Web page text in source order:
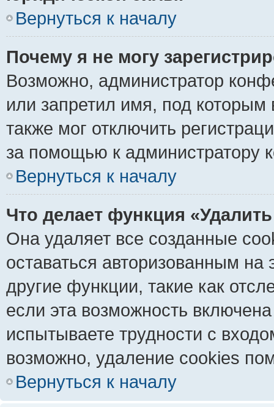
Вернуться к началу
Почему я не могу
Возможно, администратор
или запретил имя, под которым
также мог отключить
за помощью к администратору
Вернуться к началу
Что делает функция
Она удаляет все созданные
оставаться авторизованным
другие функции, такие как
если эта возможность
испытываете трудности с
возможно, удаление cookies
Вернуться к началу